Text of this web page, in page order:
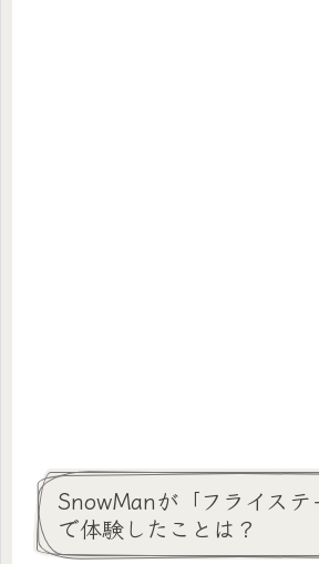
SnowManが「フライステ
で体験したことは？